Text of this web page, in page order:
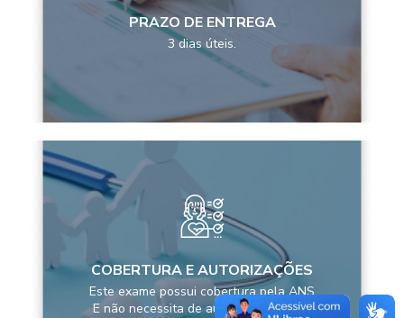
PRAZO DE ENTREGA
3 dias úteis.
COBERTURA E AUTORIZAÇÕES
Este exame possui cobertura pela ANS
E não necessita de autorização prévia